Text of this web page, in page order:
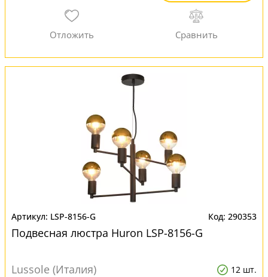
LSP-8156-G 290353
Подвесная люстра Huron LSP-8156-G
Lussole (Италия) 12 шт.